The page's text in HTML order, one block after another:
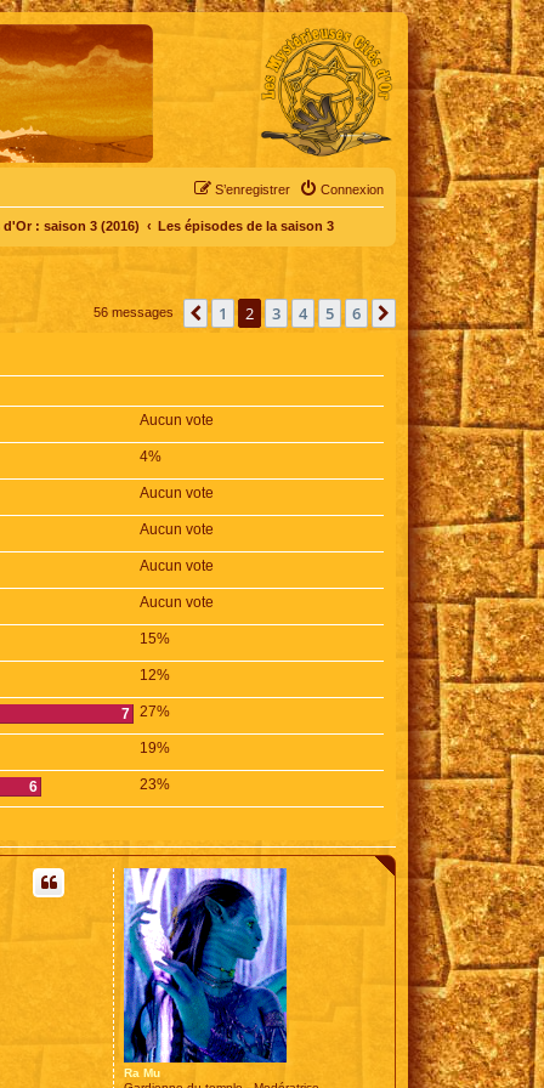
Connexion
S’enregistrer
: saison 3 (2016) Les épisodes de la saison 3
56 messages Précédente
1 2 3 4 5 6 Suivante
Aucun vote
4%
Aucun vote
Aucun vote
Aucun vote
Aucun vote
15%
12%
7 27%
19%
6 23%
Ra Mu